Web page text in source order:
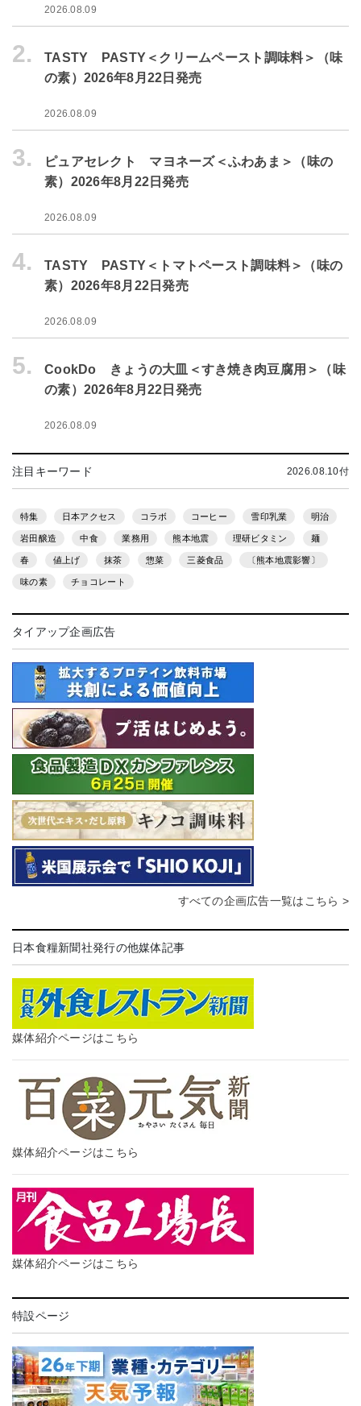
2026.08.09
2.
TASTY PASTY＜クリームペースト調味料＞（味
の素）2026年8月22日発売
2026.08.09
3.
ピュアセレクト マヨネーズ＜ふわあま＞（味の
素）2026年8月22日発売
2026.08.09
4.
TASTY PASTY＜トマトペースト調味料＞（味の
素）2026年8月22日発売
2026.08.09
5.
CookDo きょうの大皿＜すき焼き肉豆腐用＞（味
の素）2026年8月22日発売
2026.08.09
注目キーワード 2026.08.10付
特集 日本アクセス コラボ コーヒー 雪印乳業 明治
岩田醸造 中食 業務用 熊本地震 理研ビタミン 麺
春 値上げ 抹茶 惣菜 三菱食品 〔熊本地震影響〕
味の素 チョコレート
タイアップ企画広告
すべての企画広告一覧はこちら >
日本食糧新聞社発行の他媒体記事
媒体紹介ページはこちら
媒体紹介ページはこちら
媒体紹介ページはこちら
特設ページ